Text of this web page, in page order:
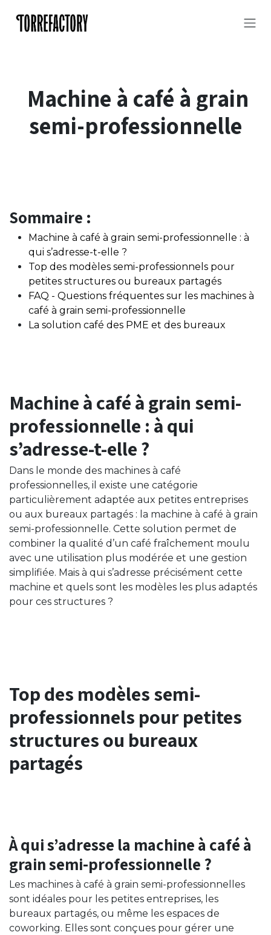
Machine à café à grain
semi-professionnelle
Sommaire :
Machine à café à grain semi-professionnelle : à
qui s’adresse-t-elle ?
Top des modèles semi-professionnels pour
petites structures ou bureaux partagés
FAQ - Questions fréquentes sur les machines à
café à grain semi-professionnelle
La solution café des PME et des bureaux
Machine à café à grain semi-
professionnelle : à qui
s’adresse-t-elle ?
Dans le monde des machines à café
professionnelles, il existe une catégorie
particulièrement adaptée aux petites entreprises
ou aux bureaux partagés : la machine à café à grain
semi-professionnelle. Cette solution permet de
combiner la qualité d’un café fraîchement moulu
avec une utilisation plus modérée et une gestion
simplifiée. Mais à qui s’adresse précisément cette
machine et quels sont les modèles les plus adaptés
pour ces structures ?
Top des modèles semi-
professionnels pour petites
structures ou bureaux
partagés
À qui s’adresse la machine à café à
grain semi-professionnelle ?
Les machines à café à grain semi-professionnelles
sont idéales pour les petites entreprises, les
bureaux partagés, ou même les espaces de
coworking. Elles sont conçues pour gérer une